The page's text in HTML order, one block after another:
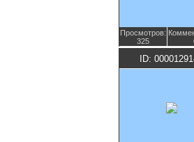
Просмотров:
325
ID: